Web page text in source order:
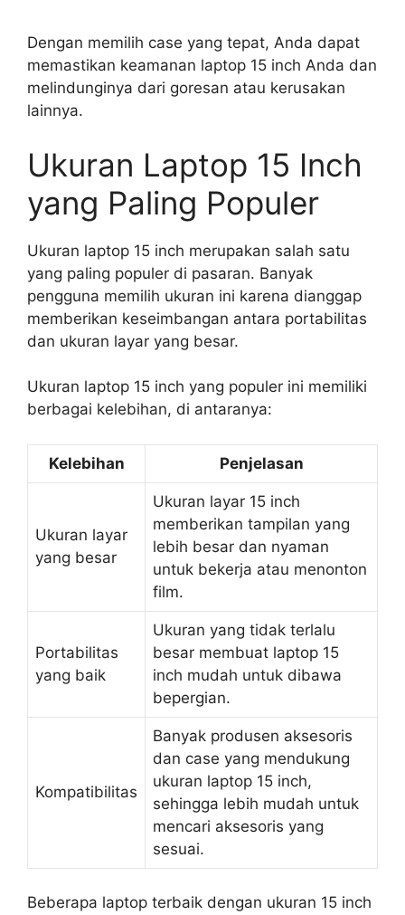
Dengan memilih case yang tepat, Anda dapat
memastikan keamanan laptop 15 inch Anda dan
melindunginya dari goresan atau kerusakan
lainnya.
Ukuran Laptop 15 Inch
yang Paling Populer
Ukuran laptop 15 inch merupakan salah satu
yang paling populer di pasaran. Banyak
pengguna memilih ukuran ini karena dianggap
memberikan keseimbangan antara portabilitas
dan ukuran layar yang besar.
Ukuran laptop 15 inch yang populer ini memiliki
berbagai kelebihan, di antaranya:
Kelebihan Penjelasan
Ukuran layar
yang besar
Ukuran layar 15 inch
memberikan tampilan yang
lebih besar dan nyaman
untuk bekerja atau menonton
film.
Portabilitas
yang baik
Ukuran yang tidak terlalu
besar membuat laptop 15
inch mudah untuk dibawa
bepergian.
Kompatibilitas
Banyak produsen aksesoris
dan case yang mendukung
ukuran laptop 15 inch,
sehingga lebih mudah untuk
mencari aksesoris yang
sesuai.
Beberapa laptop terbaik dengan ukuran 15 inch